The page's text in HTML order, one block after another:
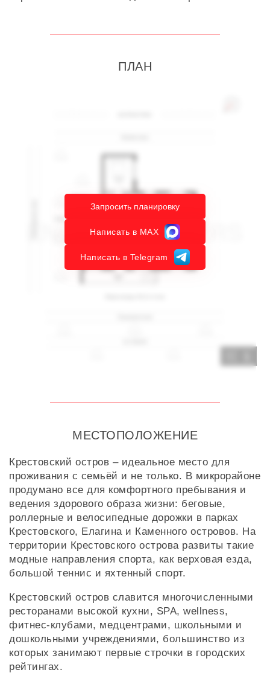
ПЛАН
Запросить планировку
Написать в MAX
Написать в Telegram
МЕСТОПОЛОЖЕНИЕ
Крестовский остров – идеальное место для
проживания с семьёй и не только. В микрорайоне
продумано все для комфортного пребывания и
ведения здорового образа жизни: беговые,
роллерные и велосипедные дорожки в парках
Крестовского, Елагина и Каменного островов. На
территории Крестовского острова развиты такие
модные направления спорта, как верховая езда,
большой теннис и яхтенный спорт.
Крестовский остров славится многочисленными
ресторанами высокой кухни, SPA, wellness,
фитнес-клубами, медцентрами, школьными и
дошкольными учреждениями, большинство из
которых занимают первые строчки в городских
рейтингах.